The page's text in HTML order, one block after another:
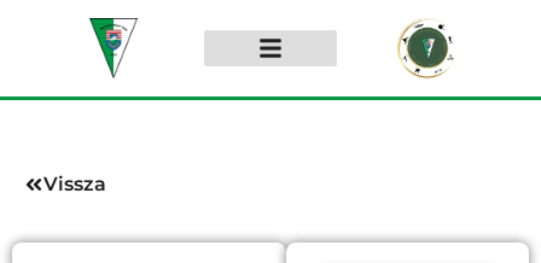
Vissza